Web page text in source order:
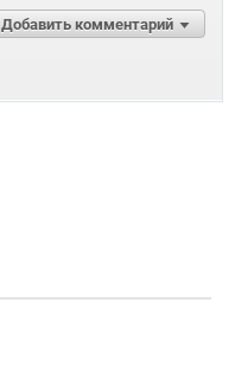
Добавить комментарий